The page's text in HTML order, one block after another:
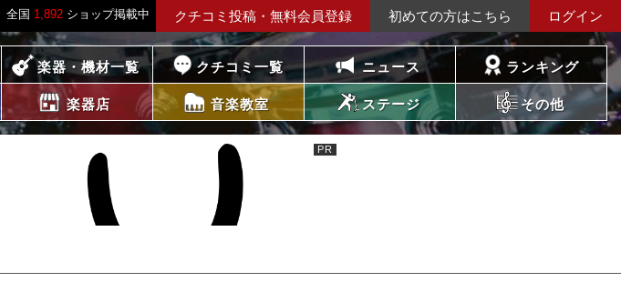
全国 1,892 ショップ掲載中 クチコミ投稿・無料会員登録 初めての方はこちら ログイン
楽器・機材一覧 クチコミ一覧 ニュース ランキング
楽器店 音楽教室 ステージ その他